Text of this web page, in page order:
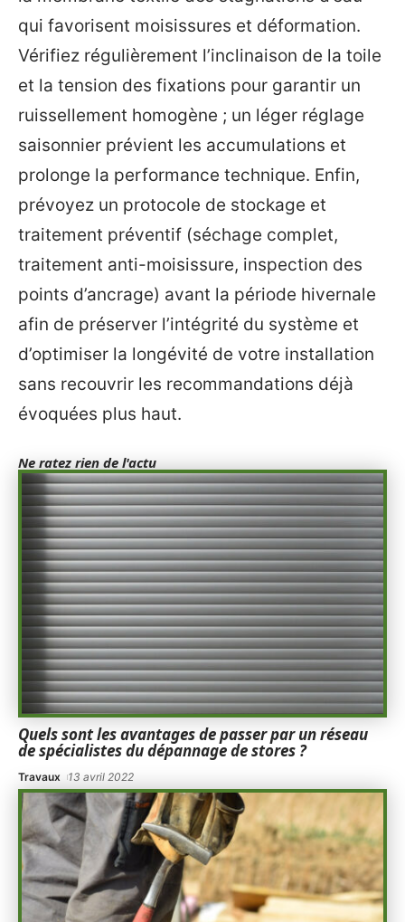
qui favorisent moisissures et déformation.
Vérifiez régulièrement l’inclinaison de la toile
et la tension des fixations pour garantir un
ruissellement homogène ; un léger réglage
saisonnier prévient les accumulations et
prolonge la performance technique. Enfin,
prévoyez un protocole de stockage et
traitement préventif (séchage complet,
traitement anti-moisissure, inspection des
points d’ancrage) avant la période hivernale
afin de préserver l’intégrité du système et
d’optimiser la longévité de votre installation
sans recouvrir les recommandations déjà
évoquées plus haut.
Ne ratez rien de l'actu
Quels sont les avantages de passer par un réseau
de spécialistes du dépannage de stores ?
Travaux 13 avril 2022